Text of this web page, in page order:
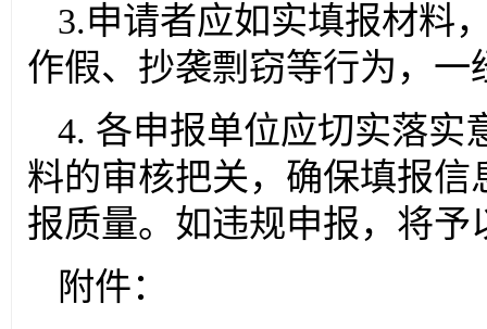
3.申请者应如实填报材料
作假、抄袭剽窃等行为，
4. 各申报单位应切实落实
料的审核把关，确保填报
报质量。如违规申报，将予
附件：